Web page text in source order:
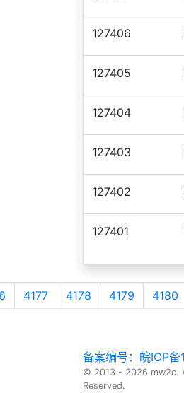
127406
127405
127404
127403
127402
127401
4177 4178 4179 4180
备案编号：皖ICP
© 2013 - 2026 mw2c.
Reserved.